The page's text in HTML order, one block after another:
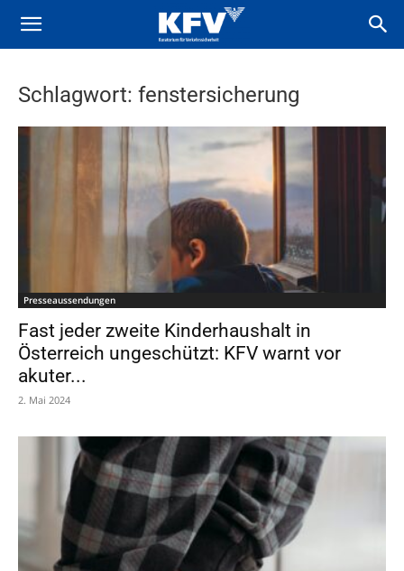
Schlagwort: fenstersicherung
Presseaussendungen
Fast jeder zweite Kinderhaushalt in
Österreich ungeschützt: KFV warnt vor
akuter...
2. Mai 2024